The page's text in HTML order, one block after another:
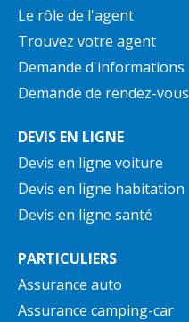
Le rôle de l'agent
Trouvez votre agent
Demande d'informations
Demande de rendez-vous
DEVIS EN LIGNE
Devis en ligne voiture
Devis en ligne habitation
Devis en ligne santé
PARTICULIERS
Assurance auto
Assurance camping-car